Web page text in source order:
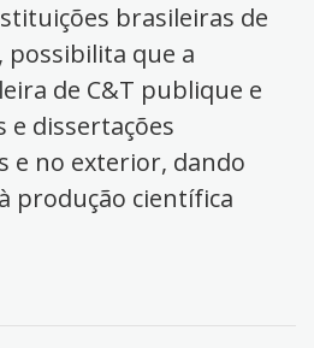
brasileiras de
possibilita que a
de C&T publique e
e dissertações
e no exterior, dando
produção científica